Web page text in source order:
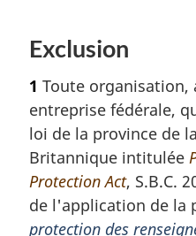
e
e
c
e
e
l
a
n
Exclusion
1 Toute
entreprise fédérale,
loi de la province de
Britannique intitulée
Protection Act, S.B.C.
de l'application de la
protection des